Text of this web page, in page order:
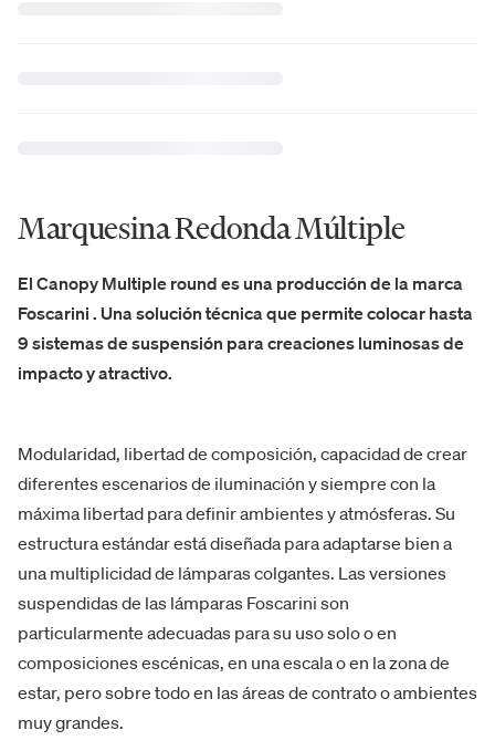
Marquesina Redonda Múltiple
El Canopy Multiple round es una producción de la marca
Foscarini . Una solución técnica que permite colocar hasta
9 sistemas de suspensión para creaciones luminosas de
impacto y atractivo.
Modularidad, libertad de composición, capacidad de crear
diferentes escenarios de iluminación y siempre con la
máxima libertad para definir ambientes y atmósferas. Su
estructura estándar está diseñada para adaptarse bien a
una multiplicidad de lámparas colgantes. Las versiones
suspendidas de las lámparas Foscarini son
particularmente adecuadas para su uso solo o en
composiciones escénicas, en una escala o en la zona de
estar, pero sobre todo en las áreas de contrato o ambientes
muy grandes.